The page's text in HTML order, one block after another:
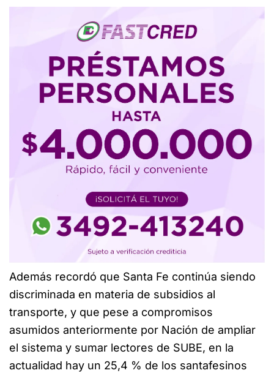
Además recordó que Santa Fe continúa siendo
discriminada en materia de subsidios al
transporte, y que pese a compromisos
asumidos anteriormente por Nación de ampliar
el sistema y sumar lectores de SUBE, en la
actualidad hay un 25,4 % de los santafesinos